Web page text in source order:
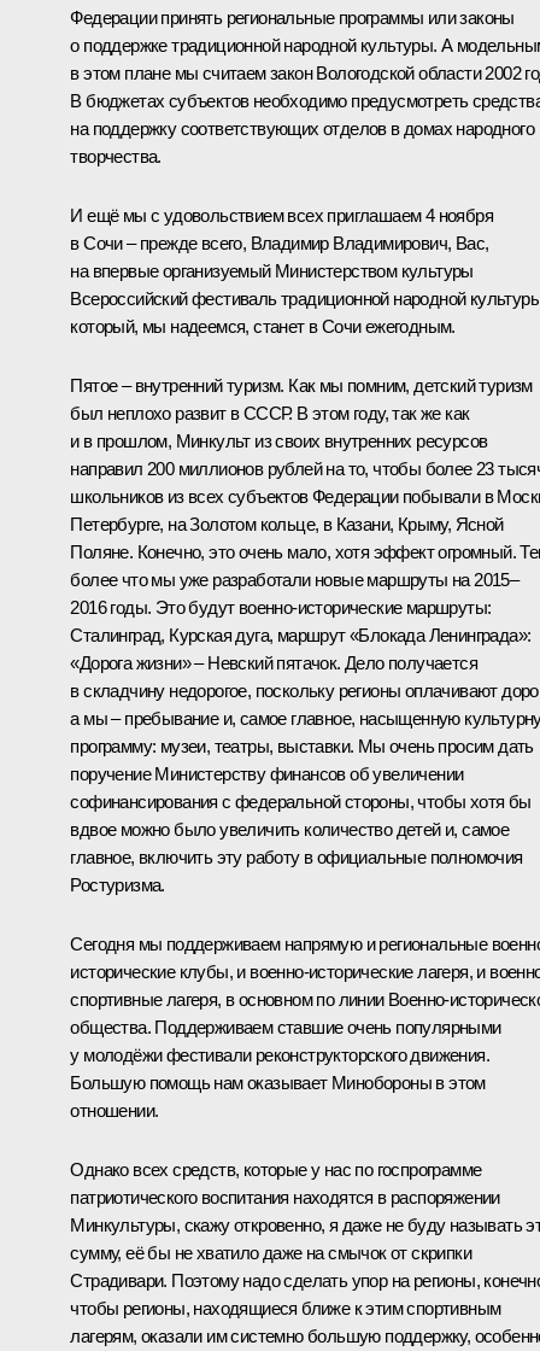
Федерации принять региональные программы или законы
о поддержке традиционной народной культуры. А
в этом плане мы считаем закон Вологодской области 2002
В бюджетах субъектов необходимо предусмотреть
на поддержку соответствующих отделов в домах народного
творчества.
И ещё мы с удовольствием всех приглашаем 4 ноября
в Сочи – прежде всего, Владимир Владимирович, Вас,
на впервые организуемый Министерством культуры
Всероссийский фестиваль традиционной народной
который, мы надеемся, станет в Сочи ежегодным.
Пятое – внутренний туризм. Как мы помним, детский туризм
был неплохо развит в СССР. В этом году, так же как
и в прошлом, Минкульт из своих внутренних ресурсов
направил 200 миллионов рублей на то, чтобы более 23
школьников из всех субъектов Федерации побывали в
Петербурге, на Золотом кольце, в Казани, Крыму, Ясной
Поляне. Конечно, это очень мало, хотя эффект огромный.
более что мы уже разработали новые маршруты на 2015–
2016 годы. Это будут военно-исторические маршруты:
Сталинград, Курская дуга, маршрут «Блокада Ленинграда»:
«Дорога жизни» – Невский пятачок. Дело получается
в складчину недорогое, поскольку регионы оплачивают
а мы – пребывание и, самое главное, насыщенную
программу: музеи, театры, выставки. Мы очень просим дать
поручение Министерству финансов об увеличении
софинансирования с федеральной стороны, чтобы хотя бы
вдвое можно было увеличить количество детей и, самое
главное, включить эту работу в официальные полномочия
Ростуризма.
Сегодня мы поддерживаем напрямую и региональные
исторические клубы, и военно-исторические лагеря, и
спортивные лагеря, в основном по линии Военно-
общества. Поддерживаем ставшие очень популярными
у молодёжи фестивали реконструкторского движения.
Большую помощь нам оказывает Минобороны в этом
отношении.
Однако всех средств, которые у нас по госпрограмме
патриотического воспитания находятся в распоряжении
Минкультуры, скажу откровенно, я даже не буду называть
сумму, её бы не хватило даже на смычок от скрипки
Страдивари. Поэтому надо сделать упор на регионы,
чтобы регионы, находящиеся ближе к этим спортивным
лагерям, оказали им системно большую поддержку,